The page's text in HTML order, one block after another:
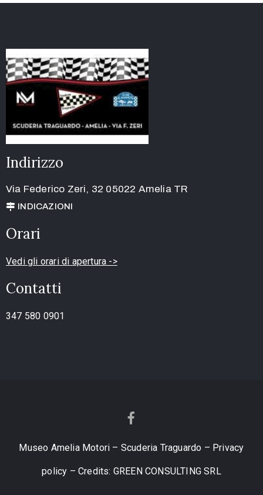
Indirizzo
Via Federico Zeri, 32 05022 Amelia TR
INDICAZIONI
Orari
Vedi gli orari di apertura ->
Contatti
347 580 0901
Museo Amelia Motori – Scuderia Traguardo – Privacy
policy – Credits: GREEN CONSULTING SRL